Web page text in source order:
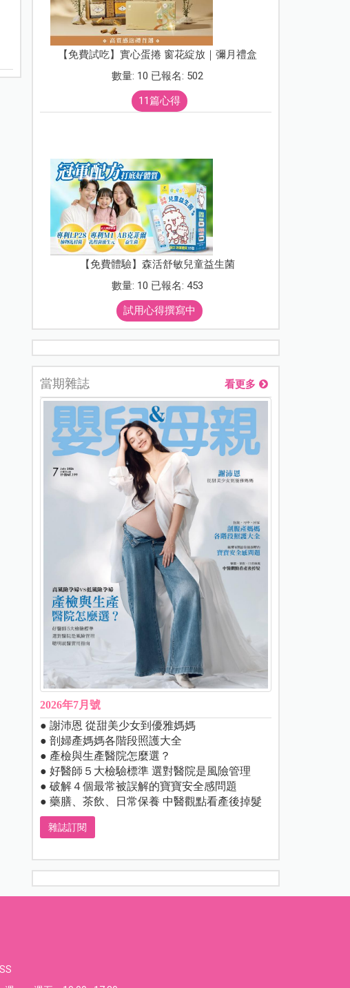
【免費試吃】實心蛋捲 窗花綻放｜彌月禮盒
數量: 10 已報名: 502
11篇心得
【免費體驗】森活舒敏兒童益生菌
數量: 10 已報名: 453
試用心得撰寫中
當期雜誌 看更多
2026年7月號
● 謝沛恩 從甜美少女到優雅媽媽
● 剖婦產媽媽各階段照護大全
● 產檢與生產醫院怎麼選？
● 好醫師５大檢驗標準 選對醫院是風險管理
● 破解４個最常被誤解的寶寶安全感問題
● 藥膳、茶飲、日常保養 中醫觀點看產後掉髮
雜誌訂閱